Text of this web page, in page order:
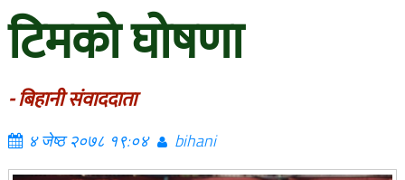
टिमको घोषणा
- बिहानी संवाददाता
४ जेष्ठ २०७८ १९:०४ bihani